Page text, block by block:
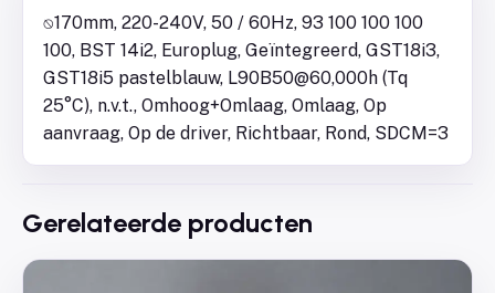
⍉170mm, 220-240V, 50 / 60Hz, 93 100 100 100
100, BST 14i2, Europlug, Geïntegreerd, GST18i3,
GST18i5 pastelblauw, L90B50@60,000h (Tq
25°C), n.v.t., Omhoog+Omlaag, Omlaag, Op
aanvraag, Op de driver, Richtbaar, Rond, SDCM=3
Gerelateerde producten